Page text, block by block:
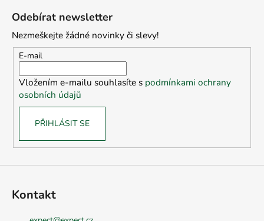
Odebírat newsletter
Nezmeškejte žádné novinky či slevy!
E-mail
Vložením e-mailu souhlasíte s podmínkami ochrany
osobních údajů
PŘIHLÁSIT SE
Kontakt